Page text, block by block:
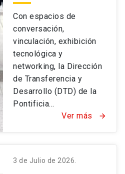
Con espacios de
conversación,
vinculación, exhibición
tecnológica y
networking, la Dirección
de Transferencia y
Desarrollo (DTD) de la
Pontificia...
Ver más
arrow_forward
3 de Julio de 2026.